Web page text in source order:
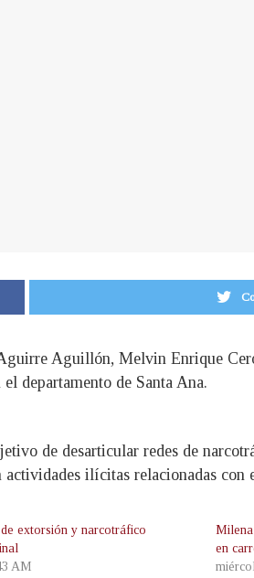
Aguillón, Melvin Enrique
departamento de Santa Ana.
de desarticular redes de
ilícitas relacionadas con
extorsión y narcotráfico
AM
en